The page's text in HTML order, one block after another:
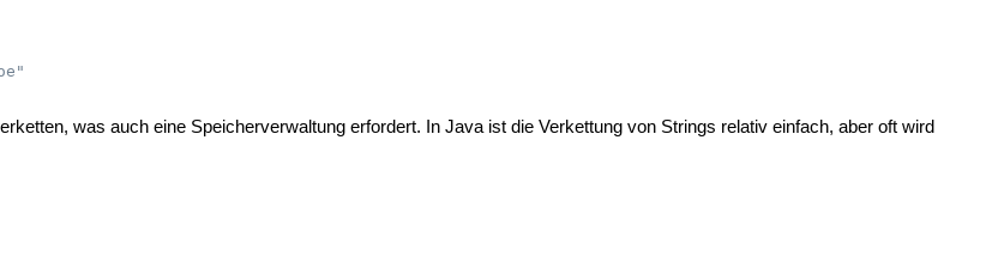
was auch eine Speicherverwaltung erfordert. In Java ist die Verkettung von Strings relativ einfach, aber oft wird